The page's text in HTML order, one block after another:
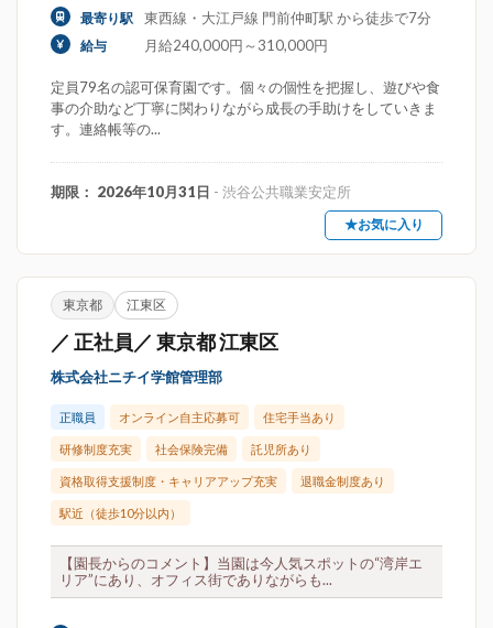
最寄り駅 東西線・大江戸線 門前仲町駅 から徒歩で7分
給与 月給240,000円～310,000円
定員79名の認可保育園です。個々の個性を把握し、遊びや食
事の介助など丁寧に関わりながら成長の手助けをしていきま
す。連絡帳等の...
期限： 2026年10月31日 - 渋谷公共職業安定所
★お気に入り
東京都 江東区
／ 正社員／ 東京都 江東区
株式会社ニチイ学館管理部
正職員 オンライン自主応募可 住宅手当あり
研修制度充実 社会保険完備 託児所あり
資格取得支援制度・キャリアアップ充実 退職金制度あり
駅近（徒歩10分以内）
【園長からのコメント】当園は今人気スポットの“湾岸エ
リア”にあり、オフィス街でありながらも...